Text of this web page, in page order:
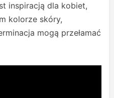
inspiracją dla kobiet,
kolorze skóry,
mogą przełamać